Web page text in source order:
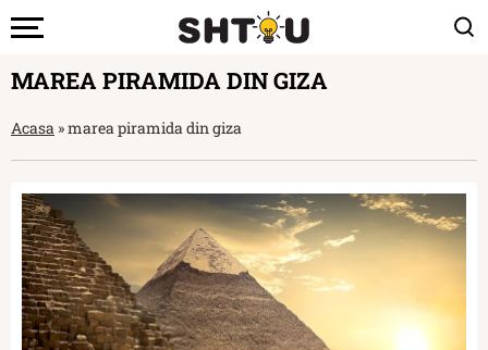
MAREA PIRAMIDA DIN GIZA
Acasa »marea piramida din giza